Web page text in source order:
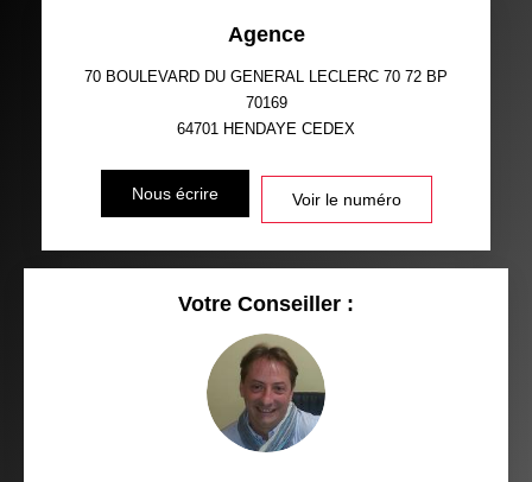
Agence
70 BOULEVARD DU GENERAL LECLERC 70 72 BP
70169
64701 HENDAYE CEDEX
Nous écrire Voir le numéro
Votre Conseiller :